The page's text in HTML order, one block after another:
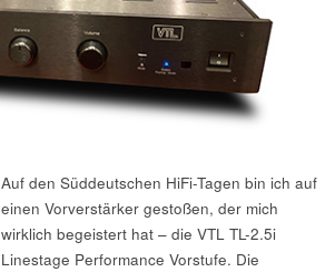
Auf den Süddeutschen HiFi-Tagen bin ich auf
einen Vorverstärker gestoßen, der mich
wirklich begeistert hat – die VTL TL-2.5i
Linestage Performance Vorstufe. Die